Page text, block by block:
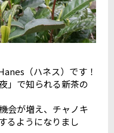
（ハネス）です！
」で知られる新茶の
会が増え、チャノキ
るようになりまし